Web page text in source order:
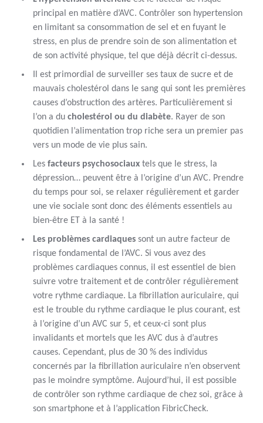
principal en matière d’AVC. Contrôler son hypertension
en limitant sa consommation de sel et en fuyant le
stress, en plus de prendre soin de son alimentation et
de son activité physique, tel que déjà décrit ci-dessus.
Il est primordial de surveiller ses taux de sucre et de
mauvais cholestérol dans le sang qui sont les premières
causes d’obstruction des artères. Particulièrement si
l’on a du cholestérol ou du diabète. Rayer de son
quotidien l’alimentation trop riche sera un premier pas
vers un mode de vie plus sain.
Les facteurs psychosociaux tels que le stress, la
dépression… peuvent être à l’origine d’un AVC. Prendre
du temps pour soi, se relaxer régulièrement et garder
une vie sociale sont donc des éléments essentiels au
bien-être ET à la santé !
Les problèmes cardiaques sont un autre facteur de
risque fondamental de l’AVC. Si vous avez des
problèmes cardiaques connus, il est essentiel de bien
suivre votre traitement et de contrôler régulièrement
votre rythme cardiaque. La fibrillation auriculaire, qui
est le trouble du rythme cardiaque le plus courant, est
à l’origine d’un AVC sur 5, et ceux-ci sont plus
invalidants et mortels que les AVC dus à d’autres
causes. Cependant, plus de 30 % des individus
concernés par la fibrillation auriculaire n’en observent
pas le moindre symptôme. Aujourd’hui, il est possible
de contrôler son rythme cardiaque de chez soi, grâce à
son smartphone et à l’application FibricCheck.